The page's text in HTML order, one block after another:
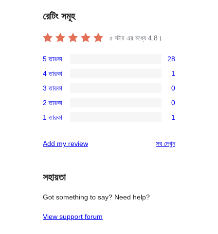
রেটিং সমূহ
৫ স্টার এর মধ্যে 4.8 ।
5-
স্টার
রিভিউ
5 তারকা 28
4-
স্টার
রিভিউ
4 তারকা 1
3-
স্টার
3 তারকা 0
2-
রিভিউ
2 তারকা 0
স্টার
1 তারকা 1
Add my review সবরিভিউ
দেখুন
সহায়তা
Got something to say? Need help?
View support forum